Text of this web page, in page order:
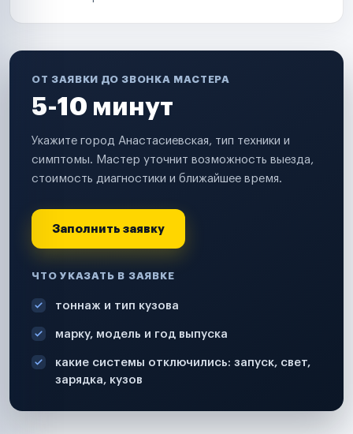
ОТ ЗАЯВКИ ДО ЗВОНКА МАСТЕРА
5-10 минут
Укажите город Анастасиевская, тип техники и
симптомы. Мастер уточнит возможность выезда,
стоимость диагностики и ближайшее время.
Заполнить заявку
ЧТО УКАЗАТЬ В ЗАЯВКЕ
тоннаж и тип кузова
марку, модель и год выпуска
какие системы отключились: запуск, свет,
зарядка, кузов